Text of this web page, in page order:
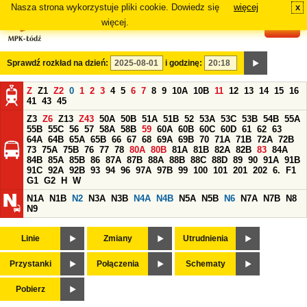
Nasza strona wykorzystuje pliki cookie. Dowiedz się
więcej.
więcej x
Sprawdź rozkład na dzień: i godzinę:
Z Z1 Z2 0 1 2 3 4 5 6 7 8 9 10A 10B 11 12 13 14 15 16
41 43 45
Z3 Z6 Z13 Z43 50A 50B 51A 51B 52 53A 53C 53B 54B 55A
55B 55C 56 57 58A 58B 59 60A 60B 60C 60D 61 62 63
64A 64B 65A 65B 66 67 68 69A 69B 70 71A 71B 72A 72B
73 75A 75B 76 77 78 80A 80B 81A 81B 82A 82B 83 84A
84B 85A 85B 86 87A 87B 88A 88B 88C 88D 89 90 91A 91B
91C 92A 92B 93 94 96 97A 97B 99 100 101 201 202 6.
F1
G1 G2 H
W
N1A
N1B N2 N3A N3B N4A N4B N5A N5B N6 N7A N7B
N8
N9
Linie Zmiany Utrudnienia
Przystanki Połączenia Schematy
Pobierz